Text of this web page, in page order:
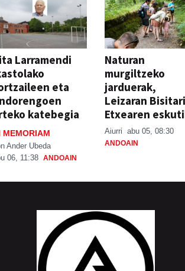
Larramendi
eta
katebegia
MEMORIAM
Ander Ubeda
06, 11:38 ANDOAIN
Naturan
murgiltzeko
jarduerak,
Leizaran
Etxearen
Aiurri abu 05, 08:30
ANDOAIN